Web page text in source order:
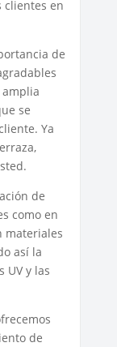
clientes en
de
se
Ya
de
como en
materiales
así la
UV y las
de